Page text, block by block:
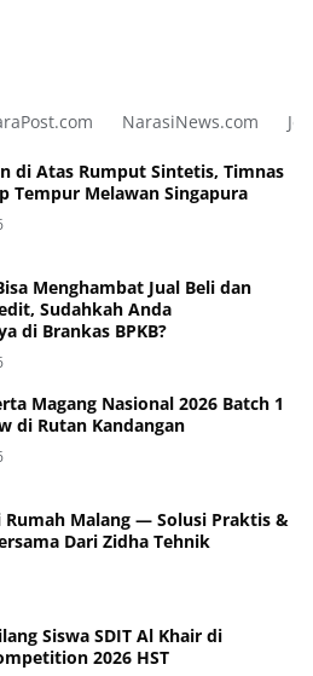
NarasiNews.com
di Atas Rumput Sintetis, Timnas
Tempur Melawan Singapura
Menghambat Jual Beli dan
Sudahkah Anda
di Brankas BPKB?
Magang Nasional 2026 Batch 1
di Rutan Kandangan
Rumah Malang — Solusi Praktis &
Dari Zidha Tehnik
Siswa SDIT Al Khair di
2026 HST